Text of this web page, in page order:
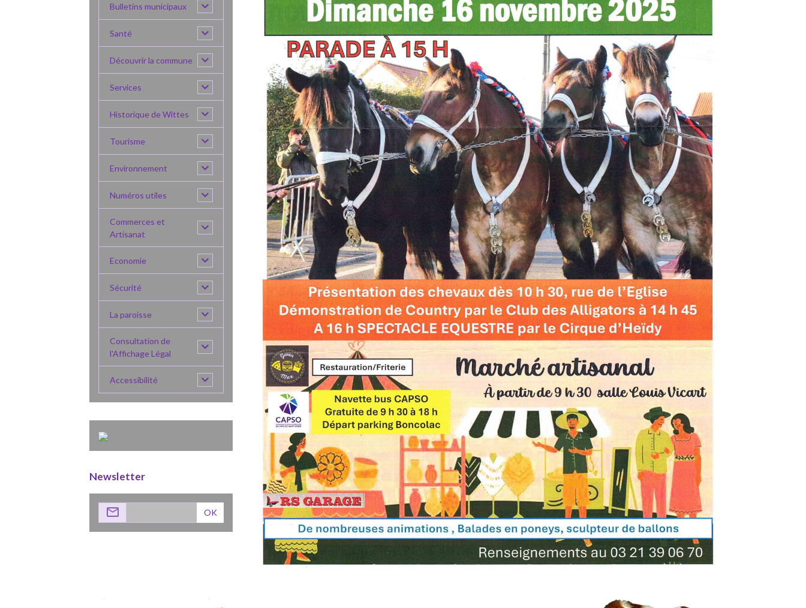
Bulletins municipaux
Santé
Découvrir la commune
Services
Historique de Wittes
Tourisme
Environnement
Numéros utiles
Commerces et
Artisanat
Economie
Sécurité
La paroisse
Consultation de
l'Affichage Légal
Accessibilité
Newsletter
OK